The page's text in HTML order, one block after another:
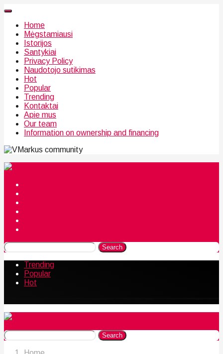
Home
Mėgstamiausi
Istorijos
Santykiai
Privacy Policy
Naudotojo sutikimas
Hot
Popular
Trending
Kontaktai
Apie mus
Our team
Information on ownership and financing
community
Search
Trending
Popular
Hot
Search